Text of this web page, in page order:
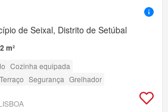
de Seixal, Distrito de Setúbal
m²
Cozinha equipada
Terraço Segurança Grelhador